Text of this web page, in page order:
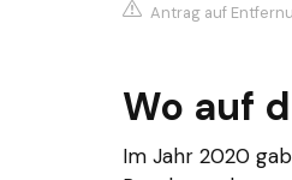
Antrag auf
Wo auf
Im Jahr 2020